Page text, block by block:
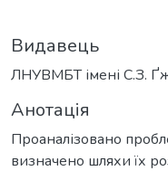
Видавець
ЛНУВМБТ імені С.З.
Анотація
Проаналізовано
визначено шляхи їх